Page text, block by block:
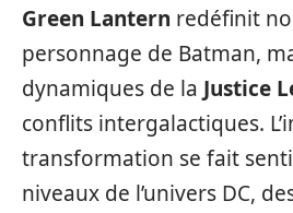
Green Lantern redéfinit
personnage de Batman,
dynamiques de la Justice
conflits intergalactiques.
transformation se fait
niveaux de l’univers DC,